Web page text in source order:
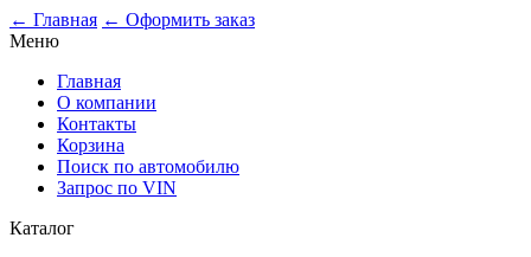
← Главная ← Оформить заказ
Меню
Главная
О компании
Контакты
Корзина
Поиск по автомобилю
Запрос по VIN
Каталог